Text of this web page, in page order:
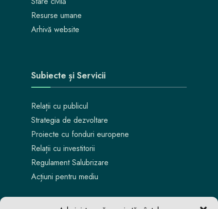
Resurse umane
Arhivă website
Subiecte și Servicii
Relații cu publicul
Strategia de dezvoltare
Proiecte cu fonduri europene
Relații cu investitorii
Regulament Salubrizare
Acțiuni pentru mediu